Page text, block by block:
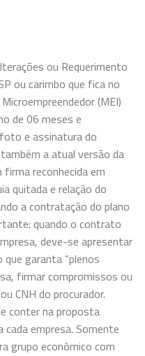
ou Requerimento
ou carimbo que fica no
(MEI)
de 06 meses e
e assinatura do
a atual versão da
reconhecida em
quitada e relação do
a contratação do plano
quando o contrato
deve-se apresentar
garanta “plenos
firmar compromissos ou
CNH do procurador.
conter na proposta
cada empresa. Somente
grupo econômico com